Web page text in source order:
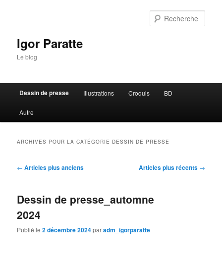
Igor Paratte
Le blog
Menu principal
Aller au contenu principal
Aller au contenu secondaire
Dessin de presse Illustrations Croquis BD
Autre
ARCHIVES POUR LA CATÉGORIE DESSIN DE PRESSE
Navigation des articles
← Articles plus anciens Articles plus récents →
Dessin de presse_automne
2024
Publié le2 décembre 2024paradm_igorparatte